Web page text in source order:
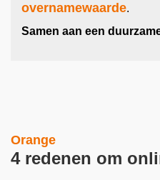
overnamewaarde.
Samen aan een
Orange
4 redenen om